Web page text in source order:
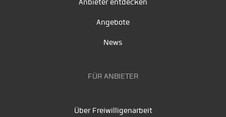
Anbieter entdecken
Angebote
News
FÜR ANBIETER
Über Freiwilligenarbeit